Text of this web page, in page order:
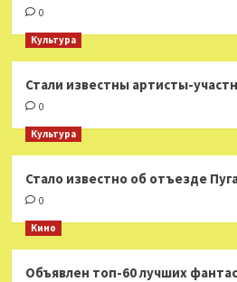
0
Культура
Стали известны артисты-
0
Культура
Стало известно об отъезде
0
Кино
Объявлен топ-60 лучших